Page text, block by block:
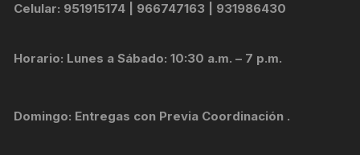
Celular: 951915174 | 966747163 | 931986430
Horario: Lunes a Sábado: 10:30 a.m. – 7 p.m.
Domingo: Entregas con Previa Coordinación .